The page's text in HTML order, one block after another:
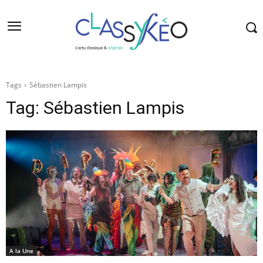
Tags Sébastien Lampis
Tag: Sébastien Lampis
A la Une